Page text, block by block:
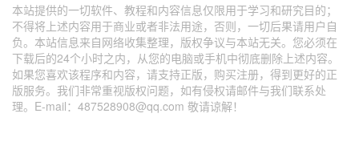
本站提供的一切软件、教程和内容信息仅限用于学习和研究目的；
不得将上述内容用于商业或者非法用途，否则，一切后果请用户自
负。本站信息来自网络收集整理，版权争议与本站无关。您必须在
下载后的24个小时之内，从您的电脑或手机中彻底删除上述内容。
如果您喜欢该程序和内容，请支持正版，购买注册，得到更好的正
版服务。我们非常重视版权问题，如有侵权请邮件与我们联系处
理。E-mail：487528908@qq.com 敬请谅解！